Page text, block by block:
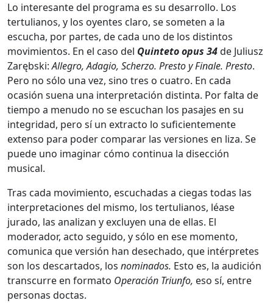
Lo interesante del programa es su desarrollo. Los
tertulianos, y los oyentes claro, se someten a la
escucha, por partes, de cada uno de los distintos
movimientos. En el caso del Quinteto opus 34de Juliusz
Zarębski:Allegro, Adagio, Scherzo. Presto y Finale. Presto.
Pero no sólo una vez, sino tres o cuatro. En cada
ocasión suena una interpretación distinta. Por falta de
tiempo a menudo no se escuchan los pasajes en su
integridad, pero sí un extracto lo suficientemente
extenso para poder comparar las versiones en liza. Se
puede uno imaginar cómo continua la disección
musical.
Tras cada movimiento, escuchadas a ciegas todas las
interpretaciones del mismo, los tertulianos, léase
jurado, las analizan y excluyen una de ellas. El
moderador, acto seguido, y sólo en ese momento,
comunica que versión han desechado, que intérpretes
son los descartados, los nominados. Esto es, la audición
transcurre en formato Operación Triunfo, eso sí, entre
personas doctas.